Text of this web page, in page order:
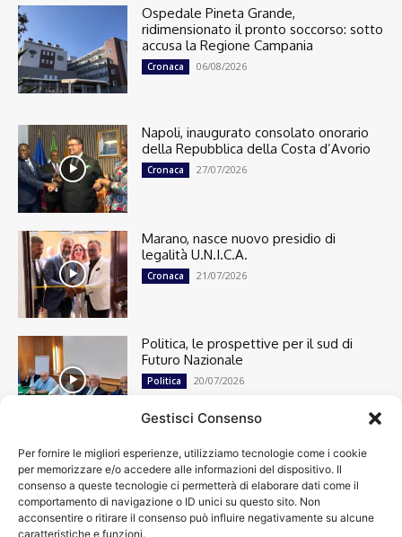
Gestisci Consenso
Per fornire le migliori esperienze, utilizziamo tecnologie come i cookie
per memorizzare e/o accedere alle informazioni del dispositivo. Il
consenso a queste tecnologie ci permetterà di elaborare dati come il
comportamento di navigazione o ID unici su questo sito. Non
acconsentire o ritirare il consenso può influire negativamente su alcune
caratteristiche e funzioni.
Ospedale Pineta Grande,
ridimensionato il pronto soccorso: sotto
accusa la Regione Campania
Cronaca 06/08/2026
Napoli, inaugurato consolato onorario
della Repubblica della Costa d’Avorio
Cronaca 27/07/2026
Marano, nasce nuovo presidio di
legalità U.N.I.C.A.
Cronaca 21/07/2026
Politica, le prospettive per il sud di
Futuro Nazionale
Politica 20/07/2026
Cronaca
13492
Attualità
7299
top
News
4208